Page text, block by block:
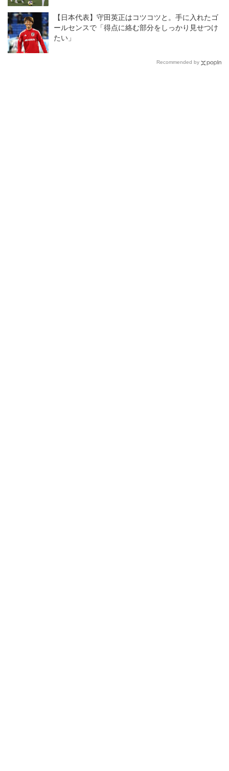
【日本代表】守田英正はコツコツと。手に入れたゴ
ールセンスで「得点に絡む部分をしっかり見せつけ
たい」
Recommended by